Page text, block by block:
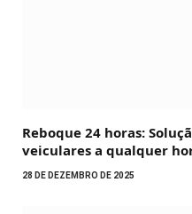
Reboque 24 horas:
veiculares a qualquer
28 DE DEZEMBRO DE 2025